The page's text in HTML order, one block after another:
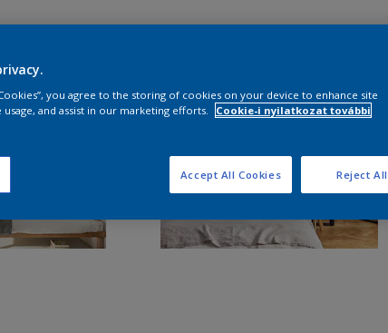
you agree to the storing of cookies on your device to enhance site
usage, and assist in our marketing efforts.
Cookie-i nyilatkozat további
Reject All
Accept All Cookies